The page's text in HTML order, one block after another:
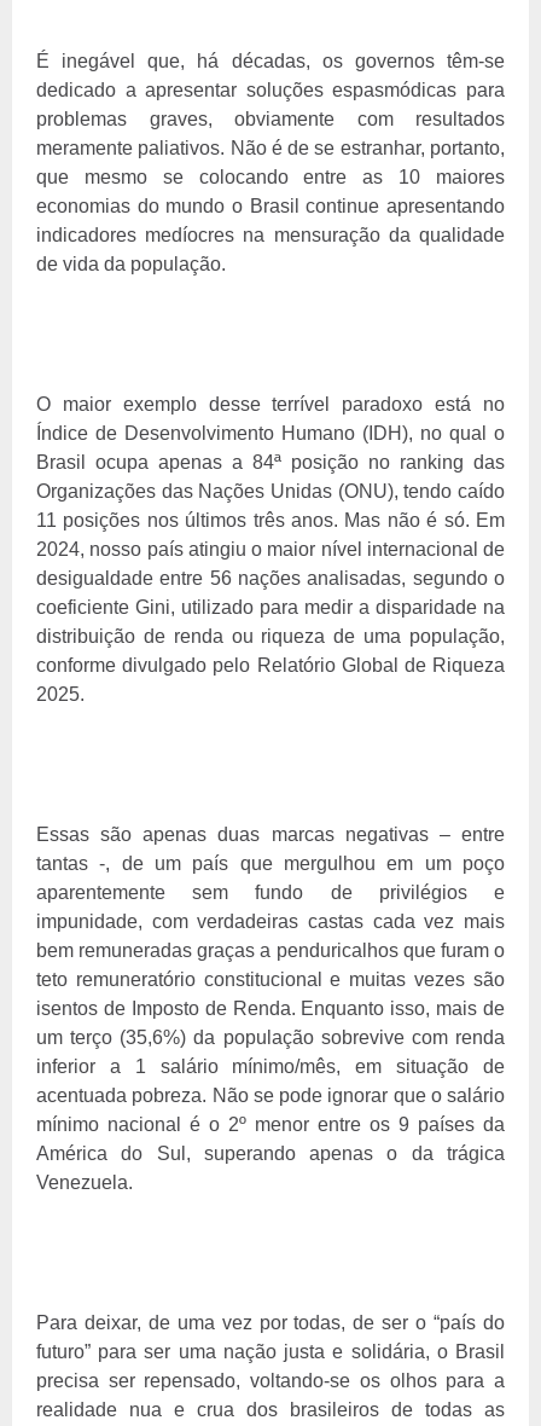
É inegável que, há décadas, os governos têm-se
dedicado a apresentar soluções espasmódicas para
problemas graves, obviamente com resultados
meramente paliativos. Não é de se estranhar, portanto,
que mesmo se colocando entre as 10 maiores
economias do mundo o Brasil continue apresentando
indicadores medíocres na mensuração da qualidade
de vida da população.
O maior exemplo desse terrível paradoxo está no
Índice de Desenvolvimento Humano (IDH), no qual o
Brasil ocupa apenas a 84ª posição no ranking das
Organizações das Nações Unidas (ONU), tendo caído
11 posições nos últimos três anos. Mas não é só. Em
2024, nosso país atingiu o maior nível internacional de
desigualdade entre 56 nações analisadas, segundo o
coeficiente Gini, utilizado para medir a disparidade na
distribuição de renda ou riqueza de uma população,
conforme divulgado pelo Relatório Global de Riqueza
2025.
Essas são apenas duas marcas negativas – entre
tantas -, de um país que mergulhou em um poço
aparentemente sem fundo de privilégios e
impunidade, com verdadeiras castas cada vez mais
bem remuneradas graças a penduricalhos que furam o
teto remuneratório constitucional e muitas vezes são
isentos de Imposto de Renda. Enquanto isso, mais de
um terço (35,6%) da população sobrevive com renda
inferior a 1 salário mínimo/mês, em situação de
acentuada pobreza. Não se pode ignorar que o salário
mínimo nacional é o 2º menor entre os 9 países da
América do Sul, superando apenas o da trágica
Venezuela.
Para deixar, de uma vez por todas, de ser o “país do
futuro” para ser uma nação justa e solidária, o Brasil
precisa ser repensado, voltando-se os olhos para a
realidade nua e crua dos brasileiros de todas as